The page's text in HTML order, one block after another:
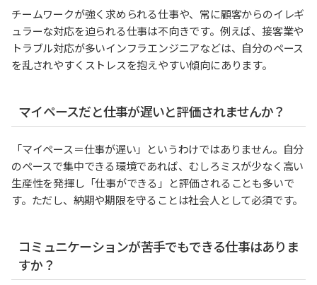
チームワークが強く求められる仕事や、常に顧客からのイレギ
ュラーな対応を迫られる仕事は不向きです。例えば、接客業や
トラブル対応が多いインフラエンジニアなどは、自分のペース
を乱されやすくストレスを抱えやすい傾向にあります。
マイペースだと仕事が遅いと評価されませんか？
「マイペース＝仕事が遅い」というわけではありません。自分
のペースで集中できる環境であれば、むしろミスが少なく高い
生産性を発揮し「仕事ができる」と評価されることも多いで
す。ただし、納期や期限を守ることは社会人として必須です。
コミュニケーションが苦手でもできる仕事はありま
すか？